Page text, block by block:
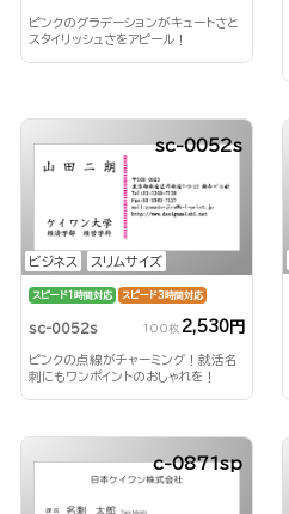
ピンクのグラデーションがキュートさと
スタイリッシュさをアピール！
ビジネス スリムサイズ
sc-0052s
スピード1時間対応 スピード3時間対応
sc-0052s 100枚 2,530円
ピンクの点線がチャーミング！就活名
刺にもワンポイントのおしゃれを！
c-0871sp